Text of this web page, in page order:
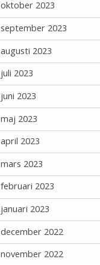
oktober 2023
september 2023
augusti 2023
juli 2023
juni 2023
maj 2023
april 2023
mars 2023
februari 2023
januari 2023
december 2022
november 2022